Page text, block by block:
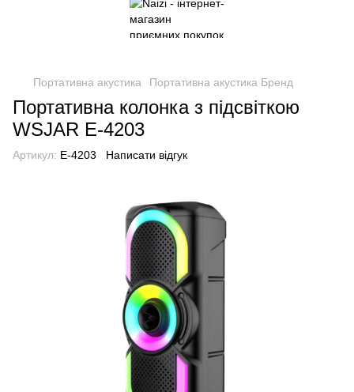
Портативна акустика Портативна акустика Бренд
Портативна колонка з підсвіткою
WSJAR E-4203
Артикул: E-4203 Написати відгук